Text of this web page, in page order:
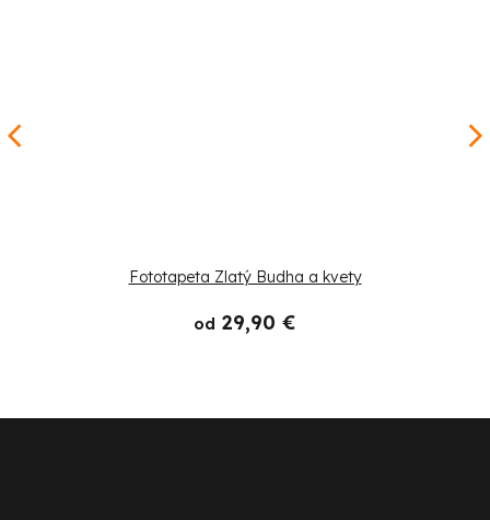
Fototapeta Zlatý Budha a kvety
od 29,90 €